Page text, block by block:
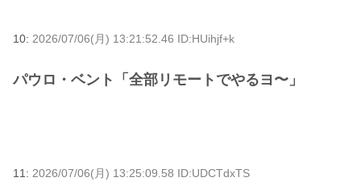
10: 2026/07/06(月) 13:21:52.46 ID:HUihjf+k
パウロ・ベント「全部リモートでやるヨ〜」
11: 2026/07/06(月) 13:25:09.58 ID:UDCTdxTS